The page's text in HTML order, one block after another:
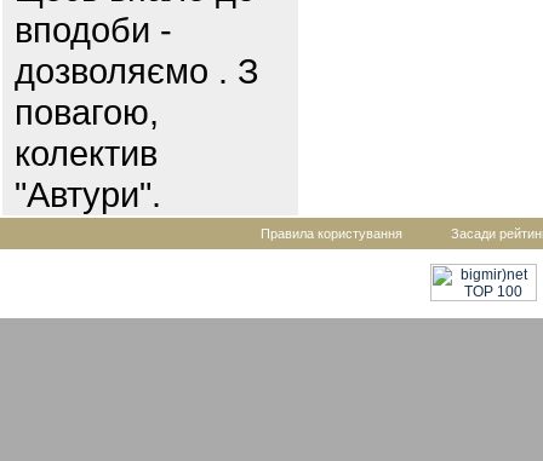
вподоби -
дозволяємо . З
повагою,
колектив
"Автури".
Правила користування Засади